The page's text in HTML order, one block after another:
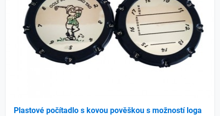
Plastové počítadlo s kovou pověškou s možností loga